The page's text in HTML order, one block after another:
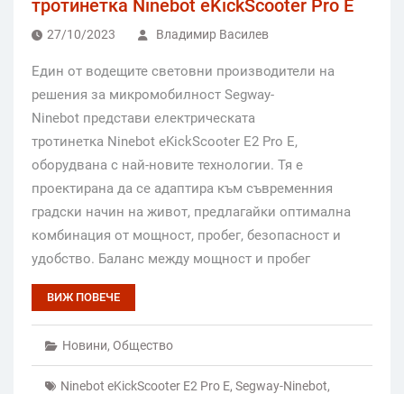
тротинетка Ninebot eKickScooter Pro E
27/10/2023 Владимир Василев
Един от водещите световни производители на
решения за микромобилност Segway-
Ninebot представи електрическата
тротинетка Ninebot eKickScooter E2 Pro E,
оборудвана с най-новите технологии. Тя е
проектирана да се адаптира към съвременния
градски начин на живот, предлагайки оптимална
комбинация от мощност, пробег, безопасност и
удобство. Баланс между мощност и пробег
ВИЖ ПОВЕЧЕ
Новини, Общество
Ninebot eKickScooter E2 Pro E, Segway-Ninebot,